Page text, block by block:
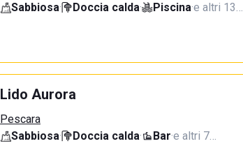
Sabbiosa· Doccia calda· Piscina·e altri 13…
Lido Aurora
Pescara
Sabbiosa· Doccia calda· Bar·e altri 7…